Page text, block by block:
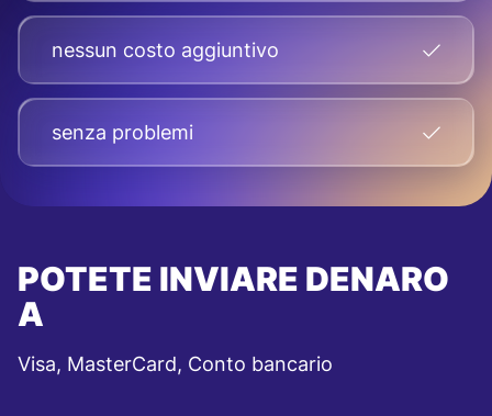
nessun costo aggiuntivo
senza problemi
POTETE INVIARE DENARO
A
Visa, MasterCard, Conto bancario